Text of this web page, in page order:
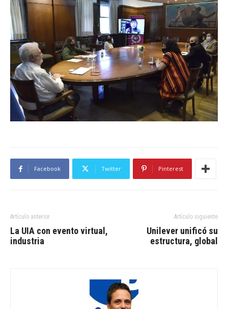
Facebook Twitter Pinterest
Artículo anterior
La UIA con evento virtual,
industria
Artículo siguiente
Unilever unificó su
estructura, global